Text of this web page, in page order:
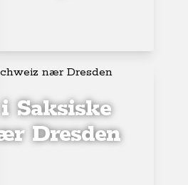
Saksiske
Dresden